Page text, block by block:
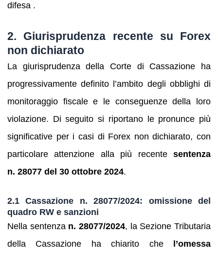
difesa .
2. Giurisprudenza recente su Forex
non dichiarato
La giurisprudenza della Corte di Cassazione ha
progressivamente definito l’ambito degli obblighi di
monitoraggio fiscale e le conseguenze della loro
violazione. Di seguito si riportano le pronunce più
significative per i casi di Forex non dichiarato, con
particolare attenzione alla più recente sentenza
n. 28077 del 30 ottobre 2024.
2.1 Cassazione n. 28077/2024: omissione del
quadro RW e sanzioni
Nella sentenza n. 28077/2024, la Sezione Tributaria
della Cassazione ha chiarito che
l’omessa